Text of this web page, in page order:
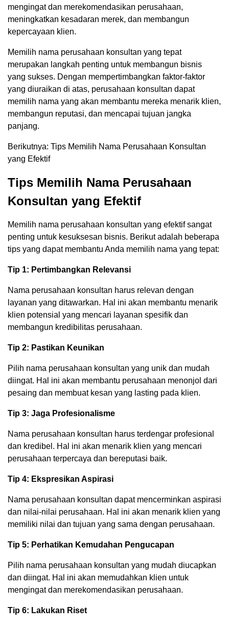
mengingat dan merekomendasikan perusahaan,
meningkatkan kesadaran merek, dan membangun
kepercayaan klien.
Memilih nama perusahaan konsultan yang tepat
merupakan langkah penting untuk membangun bisnis
yang sukses. Dengan mempertimbangkan faktor-faktor
yang diuraikan di atas, perusahaan konsultan dapat
memilih nama yang akan membantu mereka menarik klien,
membangun reputasi, dan mencapai tujuan jangka
panjang.
Berikutnya: Tips Memilih Nama Perusahaan Konsultan
yang Efektif
Tips Memilih Nama Perusahaan
Konsultan yang Efektif
Memilih nama perusahaan konsultan yang efektif sangat
penting untuk kesuksesan bisnis. Berikut adalah beberapa
tips yang dapat membantu Anda memilih nama yang tepat:
Tip 1: Pertimbangkan Relevansi
Nama perusahaan konsultan harus relevan dengan
layanan yang ditawarkan. Hal ini akan membantu menarik
klien potensial yang mencari layanan spesifik dan
membangun kredibilitas perusahaan.
Tip 2: Pastikan Keunikan
Pilih nama perusahaan konsultan yang unik dan mudah
diingat. Hal ini akan membantu perusahaan menonjol dari
pesaing dan membuat kesan yang lasting pada klien.
Tip 3: Jaga Profesionalisme
Nama perusahaan konsultan harus terdengar profesional
dan kredibel. Hal ini akan menarik klien yang mencari
perusahaan terpercaya dan bereputasi baik.
Tip 4: Ekspresikan Aspirasi
Nama perusahaan konsultan dapat mencerminkan aspirasi
dan nilai-nilai perusahaan. Hal ini akan menarik klien yang
memiliki nilai dan tujuan yang sama dengan perusahaan.
Tip 5: Perhatikan Kemudahan Pengucapan
Pilih nama perusahaan konsultan yang mudah diucapkan
dan diingat. Hal ini akan memudahkan klien untuk
mengingat dan merekomendasikan perusahaan.
Tip 6: Lakukan Riset